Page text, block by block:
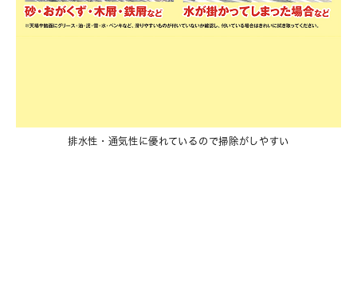
排水性・通気性に優れているので掃除がしやすい